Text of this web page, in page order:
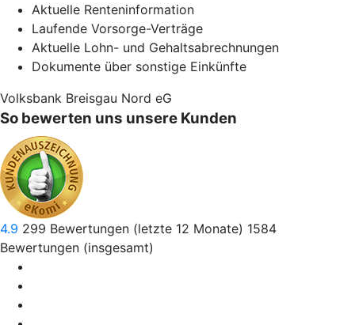
Aktuelle Renteninformation
Laufende Vorsorge-Verträge
Aktuelle Lohn- und Gehaltsabrechnungen
Dokumente über sonstige Einkünfte
Volksbank Breisgau Nord eG
So bewerten uns unsere Kunden
4.9 299 Bewertungen (letzte 12 Monate) 1584
Bewertungen (insgesamt)